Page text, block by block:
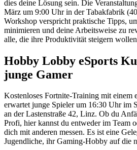
dies deine Lösung sein. Die
März um 9:00 Uhr in der Tabakfabrik
Workshop verspricht praktische Tipps,
minimieren und deine Arbeitsweise zu
alle, die ihre Produktivität steigern
Hobby Lobby eSports
junge Gamer
Kostenloses Fortnite-Training mit einem
erwartet junge Spieler um 16:30 Uhr im
an der Lastenstraße 42, Linz. Ob du
Profi, hier kannst du entweder im Team
dich mit anderen messen. Es ist eine
Jugendliche, ihr Gaming-Hobby auf die